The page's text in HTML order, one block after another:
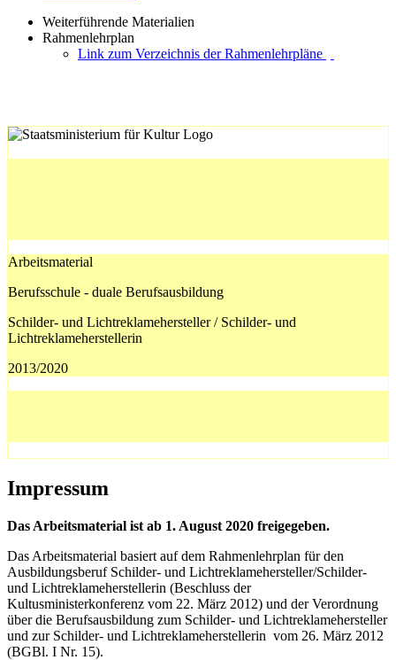
Weiterführende Materialien
Rahmenlehrplan
Link zum Verzeichnis der Rahmenlehrpläne
Arbeitsmaterial
Berufsschule - duale Berufsausbildung
Schilder- und Lichtreklamehersteller / Schilder- und
Lichtreklameherstellerin
2013/2020
Impressum
Das Arbeitsmaterial ist ab 1. August 2020 freigegeben.
Das Arbeitsmaterial basiert auf dem Rahmenlehrplan für den
Ausbildungsberuf Schilder- und Lichtreklamehersteller/Schilder-
und Lichtreklameherstellerin (Beschluss der
Kultusministerkonferenz vom 22. März 2012) und der Verordnung
über die Berufsausbildung zum Schilder- und Lichtreklamehersteller
und zur Schilder- und Lichtreklameherstellerin vom 26. März 2012
(BGBl. I Nr. 15).